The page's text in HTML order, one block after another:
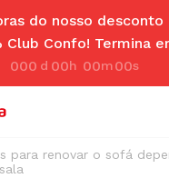
do nosso
Club Confo! Termina
000 d
ay
00hr
s
00m
in
00se
c
para renovar o sofá